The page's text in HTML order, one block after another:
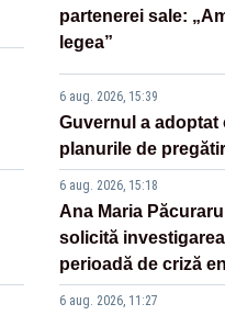
partenerei sale:
legea”
6 aug. 2026, 15:39
Guvernul a adoptat
planurile de
6 aug. 2026, 15:18
Ana Maria
solicită
perioadă de criză
6 aug. 2026, 11:27